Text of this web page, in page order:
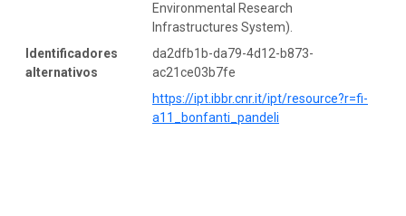
Environmental Research
Infrastructures System).
Identificadores
alternativos
da2dfb1b-da79-4d12-b873-
ac21ce03b7fe
https://ipt.ibbr.cnr.it/ipt/resource?r=fi-
a11_bonfanti_pandeli